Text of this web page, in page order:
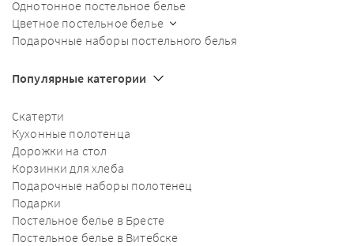
Однотонное постельное белье
Цветное постельное белье
Подарочные наборы постельного белья
Популярные категории
Скатерти
Кухонные полотенца
Дорожки на стол
Корзинки для хлеба
Подарочные наборы полотенец
Подарки
Постельное белье в Бресте
Постельное белье в Витебске